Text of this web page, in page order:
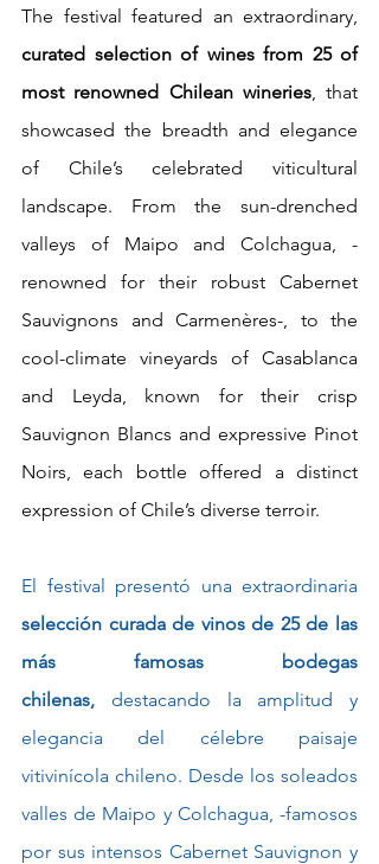
curated selection of wines from 25 of
most renowned Chilean wineries, that
showcased the breadth and elegance
of Chile’s celebrated viticultural
landscape. From the sun-drenched
valleys of Maipo and Colchagua, -
renowned for their robust Cabernet
Sauvignons and Carmenères-, to the
cool-climate vineyards of Casablanca
and Leyda, known for their crisp
Sauvignon Blancs and expressive Pinot
Noirs, each bottle offered a distinct
expression of Chile’s diverse terroir.
selección curada de vinos de 25 de las
más famosas bodegas
chilenas, destacando la amplitud y
elegancia del célebre paisaje
vitivinícola chileno. Desde los soleados
valles de Maipo y Colchagua, -famosos
por sus intensos Cabernet Sauvignon y